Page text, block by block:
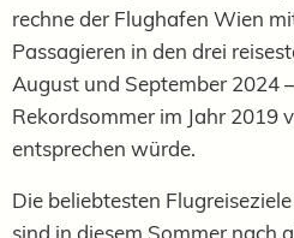
rechne der Flughafen Wien
Passagieren in den drei
August und September 2024
Rekordsommer im Jahr 2019
entsprechen würde.
Die beliebtesten
sind in diesem Sommer nach